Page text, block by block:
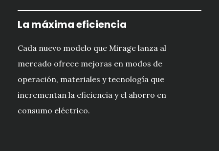
La máxima eficiencia
Cada nuevo modelo que Mirage lanza al
mercado ofrece mejoras en modos de
operación, materiales y tecnología que
incrementan la eficiencia y el ahorro en
consumo eléctrico.